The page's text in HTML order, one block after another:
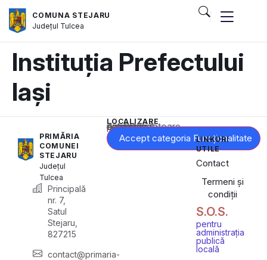
COMUNA STEJARU
Județul Tulcea
Instituția Prefectului
Iași
PRIMĂRIA
COMUNEI
STEJARU
Județul
Tulcea
Principală
nr. 7,
Satul
Stejaru,
827215
contact@primaria-
LOCALIZARE
Acest conținut este blocat până când acceptați categoria corespunzătoare de cookie-uri.
Accept categoria Funcționalitate
LINKURI
UTILE
Contact
Termeni și
condiții
S.O.S.
pentru
administrația
publică
locală